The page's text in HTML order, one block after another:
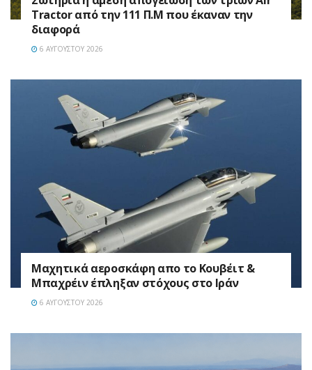
Tractor από την 111 Π.M που έκαναν την
διαφορά
6 ΑΥΓΟΎΣΤΟΥ 2026
Mαχητικά αεροσκάφη απο το Κουβέιτ &
Μπαχρέιν έπληξαν στόχους στο Ιράν
6 ΑΥΓΟΎΣΤΟΥ 2026